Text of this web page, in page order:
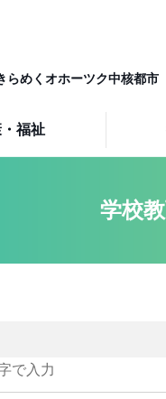
らめくオホーツク中核都市
福祉
学校
で入力